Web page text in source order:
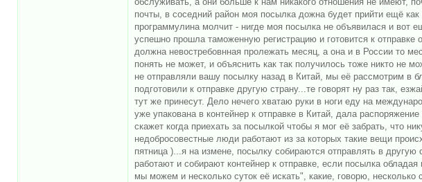
почты, в соседний район моя посылка дожна будет прийти ещё
программулина молчит - нигде моя посылка не объявилася и
успешно прошла таможенную регистрацию и готовится к
должна невостребовнная пролежать месяц, а она и в России то
понять не может, и объяснить как так получилось тоже никто не
не отправляли вашу посылку назад в Китай, мы её рассмотрим в
подготовили к отправке другую страну...те говорят ну раз так,
тут же принесут. Дело нечего хватаю руки в ноги еду на
уже упакована в контейнер к отправке в Китай, дала
скажет когда приехать за посылкой чтобы я мог её забрать, что
недобросовестные люди работают из за которых такие вещи
пятница )...я на измене, посылку собираются отправлять в
работают и собирают контейнер к отправке, если посылка
мы можем и несколько суток её искать", какие, говорю,